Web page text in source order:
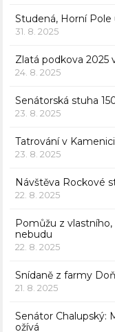
Studená, Horní Pole
31. 8. 2025
Zlatá podkova 2025
24. 8. 2025
Senátorská stuha
23. 8. 2025
Tatrování v
23. 8. 2025
Návštěva Rockové
22. 8. 2025
Pomůžu z
nebudu
22. 8. 2025
Snídaně z farmy
21. 8. 2025
Senátor Chalupský:
ožívá